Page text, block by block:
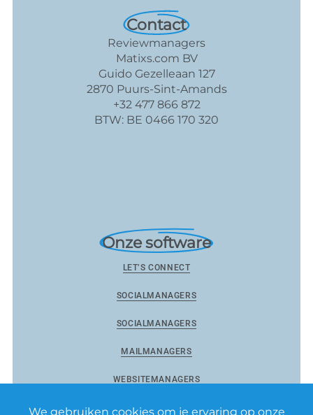
Contact
Reviewmanagers
Matixs.com BV
Guido Gezelleaan 127
2870 Puurs-Sint-Amands
+32 477 866 872
BTW: BE 0466 170 320
Onze software
LET’S CONNECT
SOCIALMANAGERS
SOCIALMANAGERS
MAILMANAGERS
WEBSITEMANAGERS